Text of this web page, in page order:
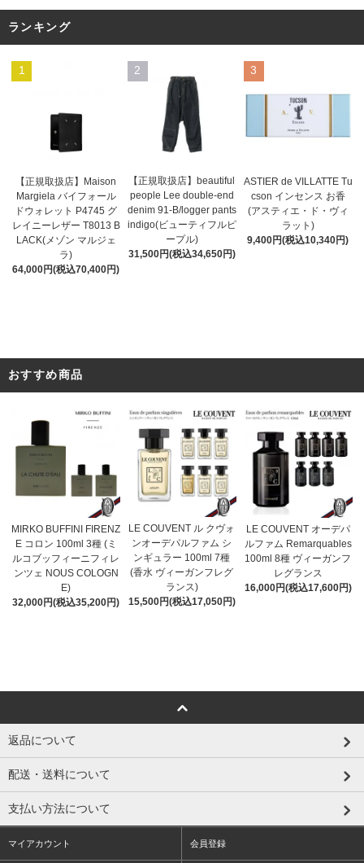
ランキング
1
【正規取扱店】Maison
Margiela バイフォール
ドウォレット P4745 グ
レイニーレザー T8013 B
LACK(メゾン マルジェ
ラ)
64,000円(税込70,400円)
2
【正規取扱店】beautiful
people Lee double-end
denim 91-B/logger pants
indigo(ビューティフルピ
ープル)
31,500円(税込34,650円)
3
ASTIER de VILLATTE Tu
cson インセンス お香
(アスティエ・ド・ヴィ
ラット)
9,400円(税込10,340円)
おすすめ商品
MIRKO BUFFINI FIRENZ
E コロン 100ml 3種 (ミ
ルコブッフィーニフィレ
ンツェ NOUS COLOGN
E)
32,000円(税込35,200円)
LE COUVENT ル クヴォ
ンオーデパルファム シ
ンギュラー 100ml 7種
(香水 ヴィーガンフレグ
ランス)
15,500円(税込17,050円)
LE COUVENT オーデパ
ルファム Remarquables
100ml 8種 ヴィーガンフ
レグランス
16,000円(税込17,600円)
返品について
配送・送料について
支払い方法について
マイアカウント 会員登録